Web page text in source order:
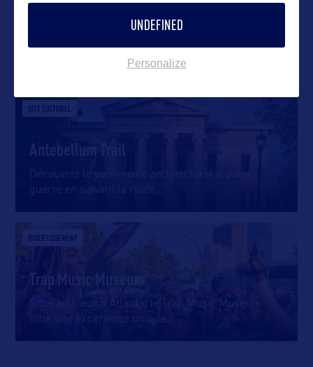
Tybee Island est une île située à environ 30
kilomètres de Savannah. C’est…
SITE CULTUREL
Antebellum Trail
Découvrez le patrimoine architectural d’avant-
guerre en suivant la route
DIVERTISSEMENT
Trap Music Museum
Situé au cœur d’Atlanta, le Trap Music Museum
offre une expérience unique
UNDEFINED
Personalize